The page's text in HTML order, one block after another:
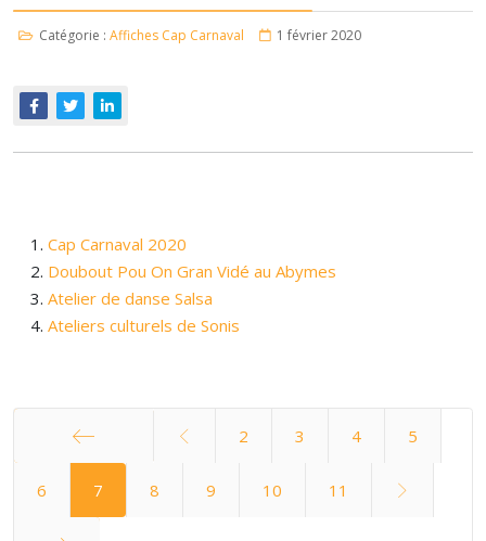
Catégorie : Affiches Cap Carnaval 1 février 2020
Cap Carnaval 2020
Doubout Pou On Gran Vidé au Abymes
Atelier de danse Salsa
Ateliers culturels de Sonis
Démarrer
2 3 4 5
6 7 8 9 10 11